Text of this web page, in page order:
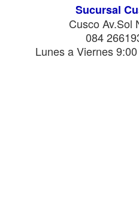
Sucursal
Cusco Av.Sol
084
Lunes a Viernes